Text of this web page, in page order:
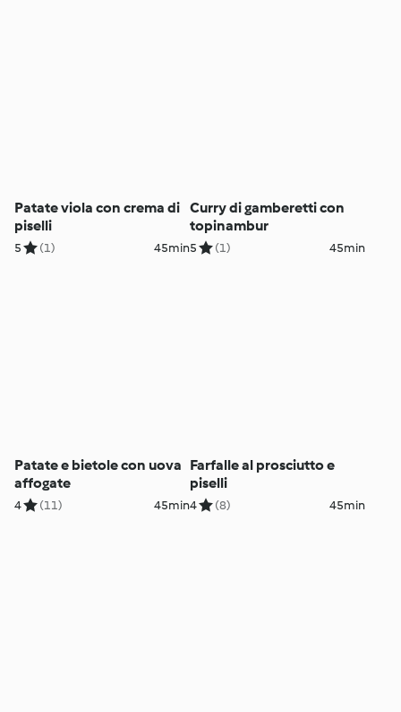
Patate viola con crema di
piselli
5 (1) 45min
Curry di gamberetti con
topinambur
5 (1) 45min
Patate e bietole con uova
affogate
4 (11) 45min
Farfalle al prosciutto e
piselli
4 (8) 45min